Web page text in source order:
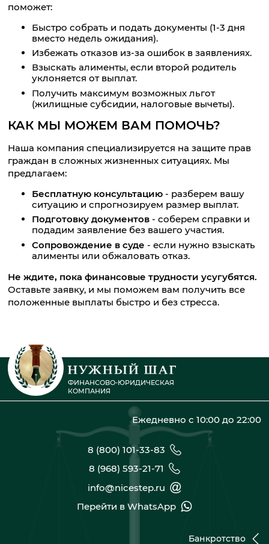
поможет:
Быстро собрать и подать документы (1-3 дня
вместо недель ожидания).
Избежать отказов из-за ошибок в заявлениях.
Взыскать алименты, если второй родитель
уклоняется от выплат.
Получить максимум возможных льгот
(жилищные субсидии, налоговые вычеты).
КАК МЫ МОЖЕМ ВАМ ПОМОЧЬ?
Наша компания специализируется на защите прав
граждан в сложных жизненных ситуациях. Мы
предлагаем:
Бесплатную консультацию - разберем вашу
ситуацию и спрогнозируем размер выплат.
Подготовку документов - соберем справки и
подадим заявление без вашего участия.
Сопровождение в суде - если нужно взыскать
алименты или обжаловать отказ.
Не ждите, пока финансовые трудности усугубятся.
Оставьте заявку, и мы поможем вам получить все
положенные выплаты быстро и без стресса.
ФИНАНСОВО-ЮРИДИЧЕСКАЯ
КОМПАНИЯ
Ежедневно с 10:00 до 22:00
8 (800) 101-33-83
8 (968) 593-21-71
info@nicestep.ru
Перейти в WhatsApp
Банкротство